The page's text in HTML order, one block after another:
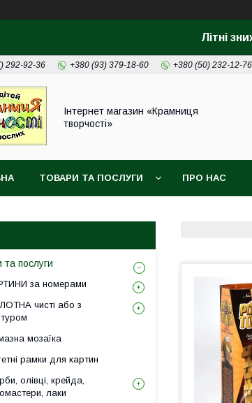
Літні
292-92-36 +380 (93) 379-18-60 +380 (50) 232-12-76
Інтернет магазин «Крамниця
творчості»
ТОВАРИ ТА ПОСЛУГИ ПРО НАС
та послуги
за номерами
чисті або з
мозаїка
рамки для картин
олівці, крейда,
лаки